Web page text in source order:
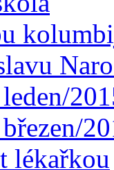
lékařkou